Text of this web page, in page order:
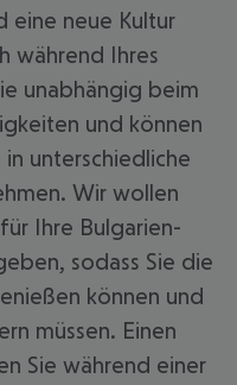
eine neue Kultur
während Ihres
unabhängig beim
und können
unterschiedliche
Wir wollen
Ihre Bulgarien-
sodass Sie die
können und
müssen. Einen
Sie während einer